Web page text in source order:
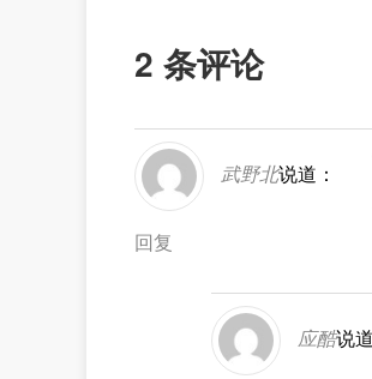
2 条评论
武野北说道：
回复
应酷说